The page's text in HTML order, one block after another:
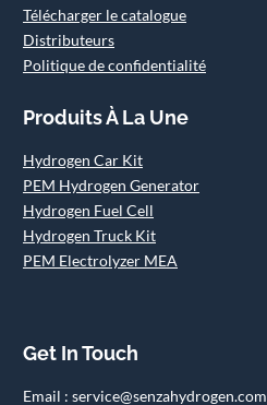
Télécharger le catalogue
Distributeurs
Politique de confidentialité
Produits À La Une
Hydrogen Car Kit
PEM Hydrogen Generator
Hydrogen Fuel Cell
Hydrogen Truck Kit
PEM Electrolyzer MEA
Get In Touch
Email : service@senzahydrogen.com